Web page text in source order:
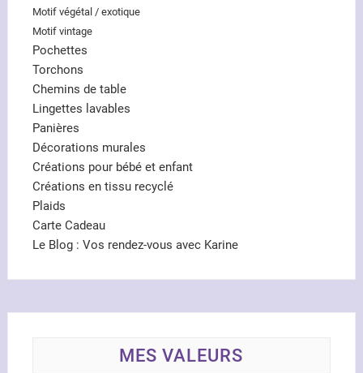
Motif végétal / exotique
Motif vintage
Pochettes
Torchons
Chemins de table
Lingettes lavables
Panières
Décorations murales
Créations pour bébé et enfant
Créations en tissu recyclé
Plaids
Carte Cadeau
Le Blog : Vos rendez-vous avec Karine
MES VALEURS